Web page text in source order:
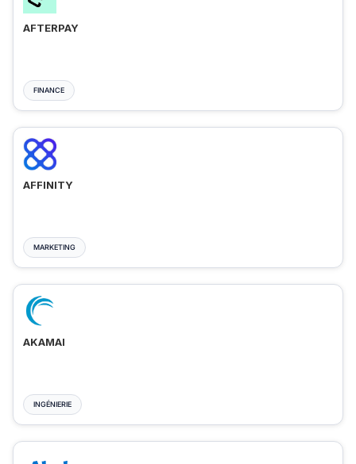
AFTERPAY
FINANCE
AFFINITY
MARKETING
AKAMAI
INGÉNIERIE